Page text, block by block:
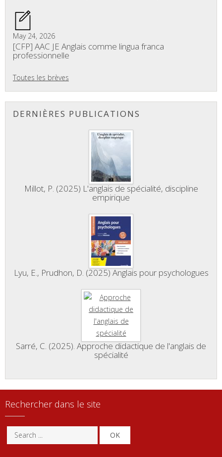
May 24, 2026
[CFP] AAC JE Anglais comme lingua franca
professionnelle
Toutes les brèves
DERNIÈRES PUBLICATIONS
Millot, P. (2025) L'anglais de spécialité, discipline
empirique
Lyu, E., Prudhon, D. (2025) Anglais pour psychologues
Sarré, C. (2025). Approche didactique de l'anglais de
spécialité
Rechercher dans le site
OK